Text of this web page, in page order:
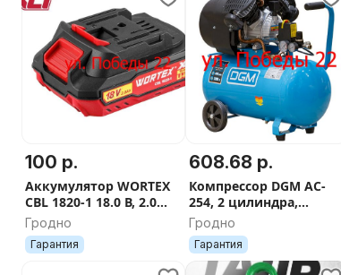
100 р.
Аккумулятор WORTEX
CBL 1820-1 18.0 В, 2.0
А*ч, без упаковки
уц3794658720
Гродно
Гарантия
608.68 р.
Компрессор DGM AC-
254, 2 цилиндра,
50литров, 440л/мин
Гродно
Гарантия